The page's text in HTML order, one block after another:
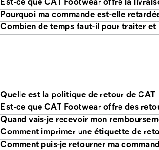
Pourquoi ma commande est-elle
Combien de temps faut-il pour traiter et
Quelle est la politique de retour de CAT
Est-ce que CAT Footwear offre des
Quand vais-je recevoir mon
Comment imprimer une étiquette de
Comment puis-je retourner ma